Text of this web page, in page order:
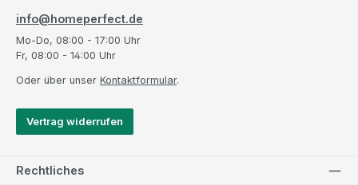
info@homeperfect.de
Mo-Do, 08:00 - 17:00 Uhr
Fr, 08:00 - 14:00 Uhr
Oder über unser Kontaktformular.
Vertrag widerrufen
Rechtliches